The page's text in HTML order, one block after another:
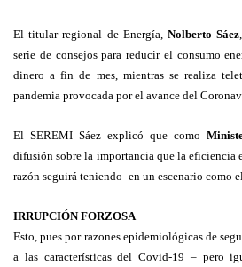
El titular regional de Energía, Nolberto Sáez
serie de consejos para reducir el consumo
dinero a fin de mes, mientras se realiza
pandemia provocada por el avance del
El SEREMI Sáez explicó que como
difusión sobre la importancia que la eficiencia
razón seguirá teniendo- en un escenario como
IRRUPCIÓN FORZOSA
Esto, pues por razones epidemiológicas de
a las características del Covid-19 – pero